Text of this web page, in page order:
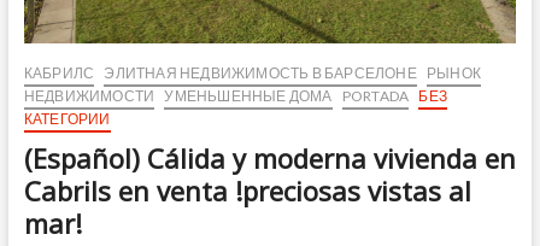
КАБРИЛС ЭЛИТНАЯ НЕДВИЖИМОСТЬ В БАРСЕЛОНЕ
РЫНОК
НЕДВИЖИМОСТИ
УМЕНЬШЕННЫЕ ДОМА PORTADA БЕЗ
КАТЕГОРИИ
(Español) Cálida y moderna vivienda en
Cabrils en venta !preciosas vistas al
mar!